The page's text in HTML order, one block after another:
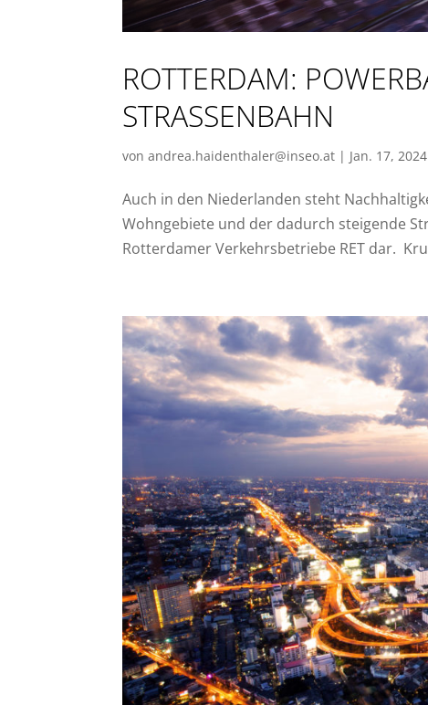
ROTTERDAM:
STRASSENBAHN
vonandrea.haidenthaler@inseo.at | Jan. 17, 2024
Auch in den Niederlanden steht
Wohngebiete und der dadurch steigende
Rotterdamer Verkehrsbetriebe RET dar.